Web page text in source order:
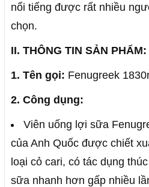
nổi tiếng được rất nhiều
chọn.
II. THÔNG TIN SẢN PHẨM:
1. Tên gọi: Fenugreek
2. Công dụng:
Viên uống lợi sữa
của Anh Quốc được chiết
loại cỏ cari, có tác dụng
sữa nhanh hơn gấp nhiều